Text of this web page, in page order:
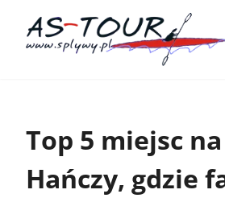
Top 5 miejsc
Hańczy, gdzie